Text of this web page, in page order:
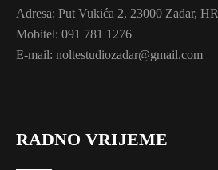
Adresa: Put Vukića 2, 23000 Zadar, HR
Mobitel: 091 781 1276
E-mail: noltestudiozadar@gmail.com
RADNO VRIJEME